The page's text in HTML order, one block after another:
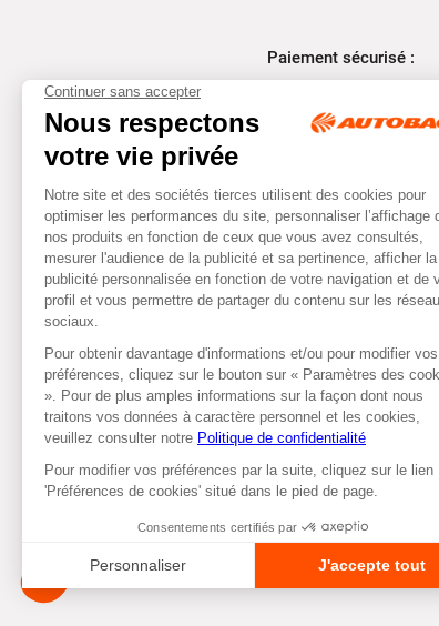
Paiement sécurisé :
Tous droits réservés © Autobacs